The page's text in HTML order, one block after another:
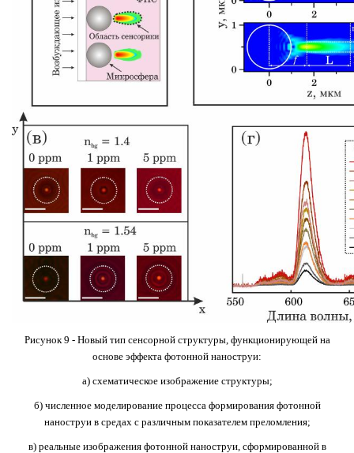
Рисунок 9 - Новый тип сенсорной структуры, функционирующей на
основе эффекта фотонной наноструи:
а) схематическое изображение структуры;
б) численное моделирование процесса формирования фотонной
наноструи в средах с различным показателем преломления;
в) реальные изображения фотонной наноструи, сформированной в